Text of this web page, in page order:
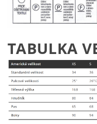
TABULKA